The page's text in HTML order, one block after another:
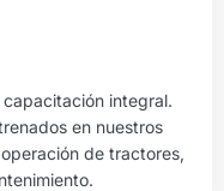
integral.
en nuestros
de tractores,